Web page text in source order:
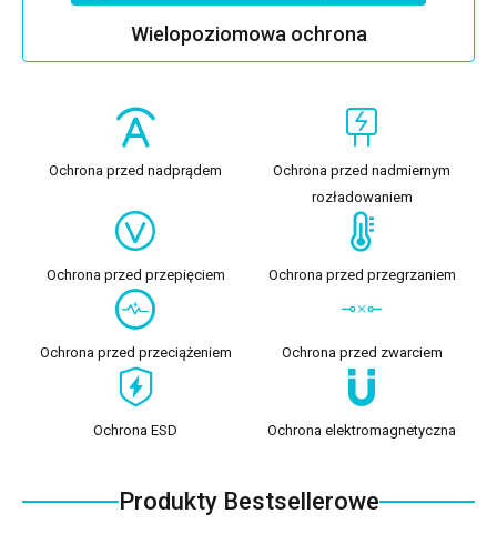
Wielopoziomowa ochrona
Ochrona przed nadprądem
Ochrona przed nadmiernym
rozładowaniem
Ochrona przed przepięciem Ochrona przed przegrzaniem
Ochrona przed przeciążeniem Ochrona przed zwarciem
Ochrona ESD Ochrona elektromagnetyczna
Produkty Bestsellerowe